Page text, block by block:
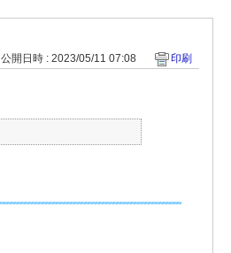
公開日時 : 2023/05/11 07:08 印刷